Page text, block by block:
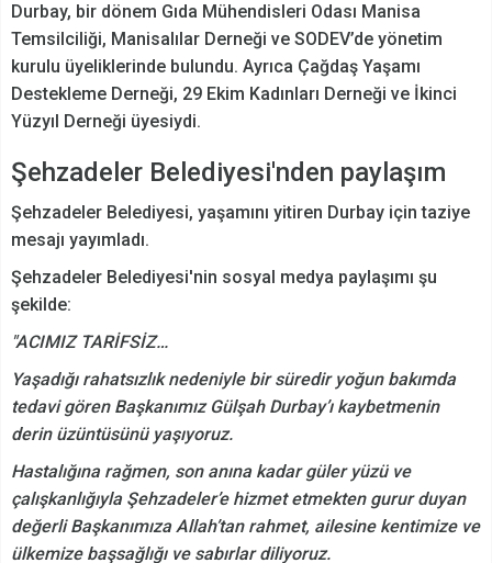
Durbay, bir dönem Gıda Mühendisleri Odası Manisa
Temsilciliği, Manisalılar Derneği ve SODEV’de yönetim
kurulu üyeliklerinde bulundu. Ayrıca Çağdaş Yaşamı
Destekleme Derneği, 29 Ekim Kadınları Derneği ve İkinci
Yüzyıl Derneği üyesiydi.
Şehzadeler Belediyesi'nden paylaşım
Şehzadeler Belediyesi, yaşamını yitiren Durbay için taziye
mesajı yayımladı.
Şehzadeler Belediyesi'nin sosyal medya paylaşımı şu
şekilde:
"ACIMIZ TARİFSİZ…
Yaşadığı rahatsızlık nedeniyle bir süredir yoğun bakımda
tedavi gören Başkanımız Gülşah Durbay’ı kaybetmenin
derin üzüntüsünü yaşıyoruz.
Hastalığına rağmen, son anına kadar güler yüzü ve
çalışkanlığıyla Şehzadeler’e hizmet etmekten gurur duyan
değerli Başkanımıza Allah’tan rahmet, ailesine kentimize ve
ülkemize başsağlığı ve sabırlar diliyoruz.